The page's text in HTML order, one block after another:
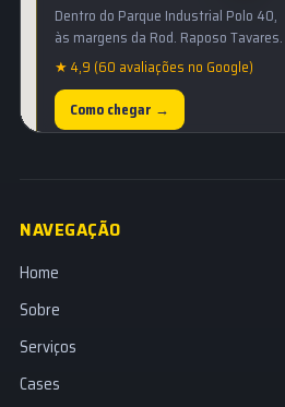
Dentro do Parque Industrial Polo 40,
às margens da Rod. Raposo Tavares.
★ 4,9 (60 avaliações no Google)
Como chegar →
NAVEGAÇÃO
Home
Sobre
Serviços
Cases